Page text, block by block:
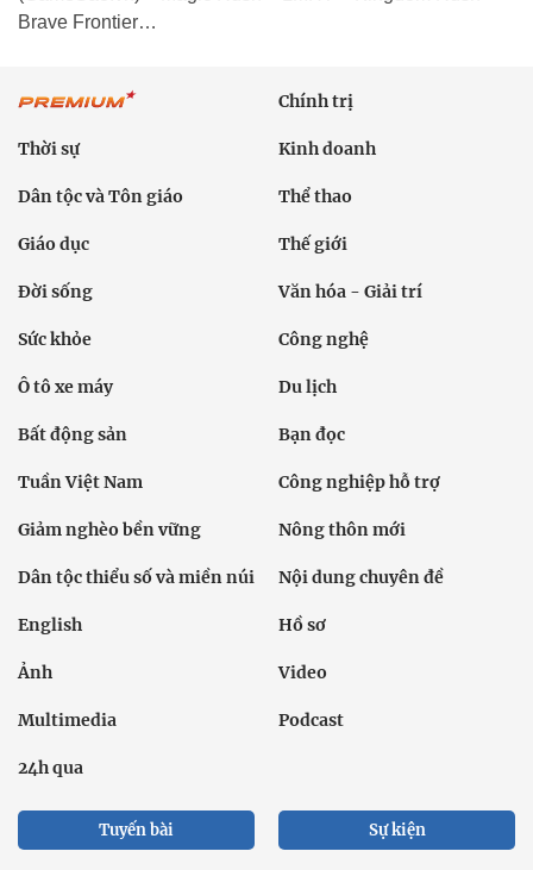
Brave Frontier…
Chính trị
Thời sự Kinh doanh
Dân tộc và Tôn giáo Thể thao
Giáo dục Thế giới
Đời sống Văn hóa - Giải trí
Sức khỏe Công nghệ
Ô tô xe máy Du lịch
Bất động sản Bạn đọc
Tuần Việt Nam Công nghiệp hỗ trợ
Giảm nghèo bền vững Nông thôn mới
Dân tộc thiểu số và miền núi Nội dung chuyên đề
English Hồ sơ
Ảnh Video
Multimedia Podcast
24h qua
Tuyến bài Sự kiện